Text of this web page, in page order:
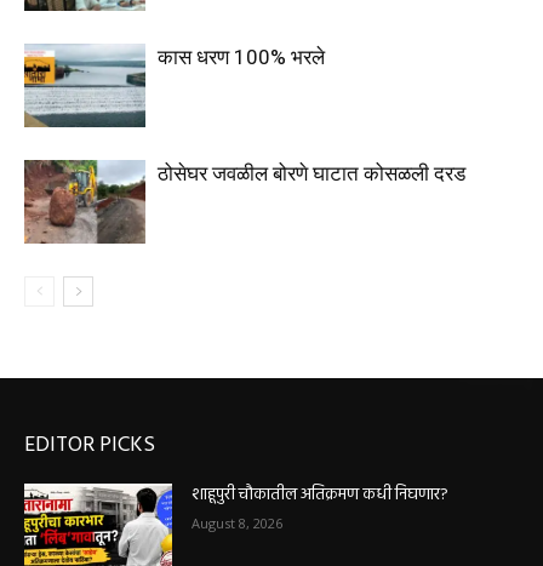
कास धरण 100% भरले
ठोसेघर जवळील बोरणे घाटात कोसळली दरड
EDITOR PICKS
शाहूपुरी चौकातील अतिक्रमण कधी निघणार?
August 8, 2026